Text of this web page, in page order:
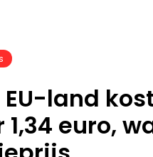
land
1,34 euro,